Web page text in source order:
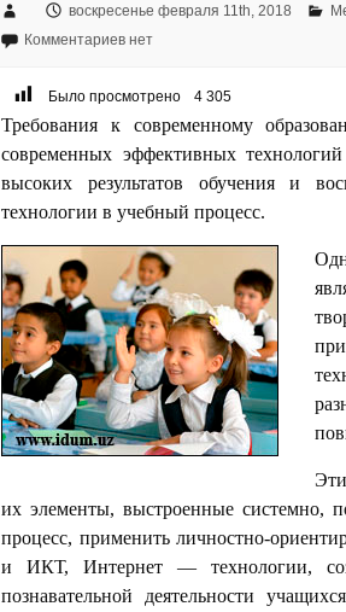
воскресенье февраля 11th, 2018
Комментариев нет
Было просмотрено 4 305
Требования к современному
современных эффективных
высоких результатов обучения и
технологии в учебный процесс.
их элементы, выстроенные системно,
процесс, применить личностно-
и ИКТ, Интернет — технологии,
познавательной деятельности